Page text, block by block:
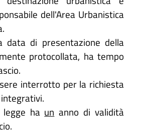
dell'Area Urbanistica
data di presentazione della
protocollata, ha tempo
interrotto per la richiesta
ha un anno di validità